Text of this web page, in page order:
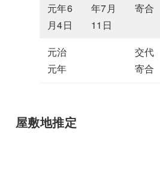
元年6
月4日
年7月
11日
寄合
元治
元年
交代
寄合
屋敷地推定